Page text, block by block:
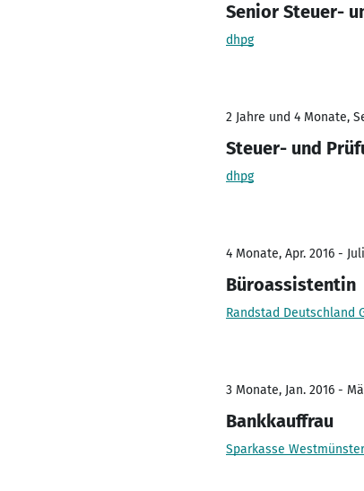
Senior Steuer-
dhpg
2 Jahre und 4 Monate,
Steuer- und
dhpg
4 Monate, Apr. 2016 -
Büroassistentin
Randstad Deutschland
3 Monate, Jan. 2016 -
Bankkauffrau
Sparkasse